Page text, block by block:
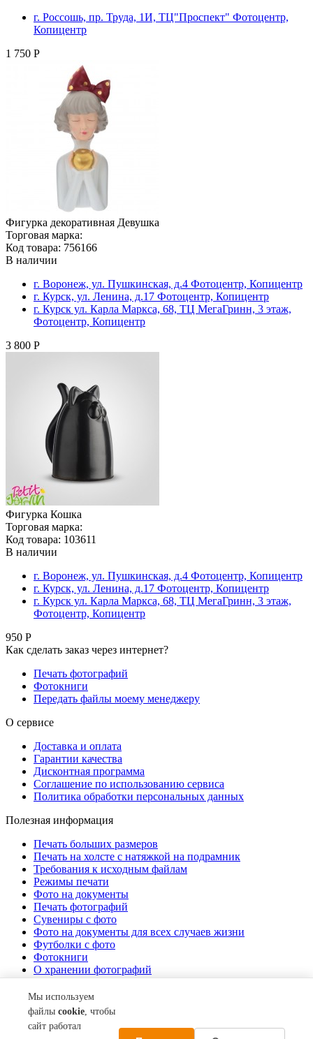
г. Россошь, пр. Труда, 1И, ТЦ"Проспект" Фотоцентр,
Копицентр
1 750 Р
Фигурка декоративная Девушка
Торговая марка:
Код товара: 756166
В наличии
г. Воронеж, ул. Пушкинская, д.4 Фотоцентр, Копицентр
г. Курск, ул. Ленина, д.17 Фотоцентр, Копицентр
г. Курск ул. Карла Маркса, 68, ТЦ МегаГринн, 3 этаж,
Фотоцентр, Копицентр
3 800 Р
Фигурка Кошка
Торговая марка:
Код товара: 103611
В наличии
г. Воронеж, ул. Пушкинская, д.4 Фотоцентр, Копицентр
г. Курск, ул. Ленина, д.17 Фотоцентр, Копицентр
г. Курск ул. Карла Маркса, 68, ТЦ МегаГринн, 3 этаж,
Фотоцентр, Копицентр
950 Р
Мы используем
файлы cookie, чтобы
сайт работал
Как сделать заказ через интернет?
Печать фотографий
Фотокниги
Передать файлы моему менеджеру
О сервисе
Доставка и оплата
Гарантии качества
Дисконтная программа
Соглашение по использованию сервиса
Политика обработки персональных данных
Полезная информация
Печать больших размеров
Печать на холсте c натяжкой на подрамник
Требования к исходным файлам
Режимы печати
Фото на документы
Печать фотографий
Сувениры с фото
Фото на документы для всех случаев жизни
Футболки с фото
Фотокниги
О хранении фотографий
Стоимость услуг
О компании
Контакты